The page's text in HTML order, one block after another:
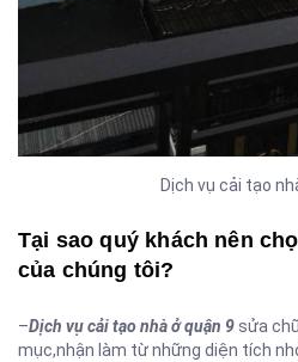
Dịch vụ cải tạo
Tại sao quý khách nên
của chúng tôi?
–Dịch vụ cải tạo nhà ở quận 9 sửa
mục,nhận làm từ những diện tích